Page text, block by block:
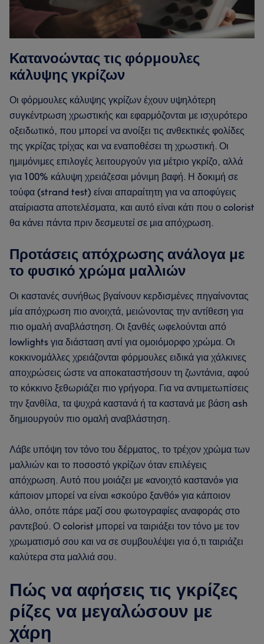
Κατανοώντας τις φόρμουλες
κάλυψης γκρίζων
Οι φόρμουλες κάλυψης γκρίζων έχουν υψηλότερη
συγκέντρωση χρωστικής και εφαρμόζονται με ισχυρότερο
οξειδωτικό, που μπορεί να ανοίξει τις ανθεκτικές φολίδες
της γκρίζας τρίχας και να εναποθέσει τη χρωστική. Οι
ημιμόνιμες επιλογές λειτουργούν για μέτριο γκρίζο, αλλά
για 100% κάλυψη χρειάζεσαι μόνιμη βαφή. Η δοκιμή σε
τούφα (strand test) είναι απαραίτητη για να αποφύγεις
αταίριαστα αποτελέσματα, και αυτό είναι κάτι που ο colorist
θα κάνει πάντα πριν δεσμευτεί σε μια απόχρωση.
Προτάσεις απόχρωσης ανάλογα με
το φυσικό χρώμα μαλλιών
Οι καστανές συνήθως βγαίνουν κερδισμένες πηγαίνοντας
μία απόχρωση πιο ανοιχτά, μειώνοντας την αντίθεση για
πιο ομαλή αναβλάστηση. Οι ξανθές ωφελούνται από
lowlights για διάσταση αντί για ομοιόμορφο χρώμα. Οι
κοκκινομάλλες χρειάζονται φόρμουλες ειδικά για χάλκινες
αποχρώσεις ώστε να αποκαταστήσουν τη ζωντάνια, αφού
το κόκκινο ξεθωριάζει πιο γρήγορα. Για να αντιμετωπίσεις
την ξανθίλα, τα ψυχρά καστανά ή τα καστανά με βάση ash
δημιουργούν πιο ομαλή αναβλάστηση.
Λάβε υπόψη τον τόνο του δέρματος, το τρέχον χρώμα των
μαλλιών και το ποσοστό γκρίζων όταν επιλέγεις
απόχρωση. Αυτό που μοιάζει με «ανοιχτό καστανό» για
κάποιον μπορεί να είναι «σκούρο ξανθό» για κάποιον
άλλο, οπότε πάρε μαζί σου φωτογραφίες αναφοράς στο
ραντεβού. Ο colorist μπορεί να ταιριάξει τον τόνο με τον
χρωματισμό σου και να σε συμβουλέψει για ό,τι ταιριάζει
καλύτερα στα μαλλιά σου.
Πώς να αφήσεις τις γκρίζες
ρίζες να μεγαλώσουν με
χάρη